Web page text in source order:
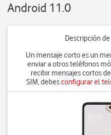
Android 11.0
Descripción
Un mensaje corto es un
enviar a otros teléfonos
recibir mensajes cortos
SIM, debesconfigurar el